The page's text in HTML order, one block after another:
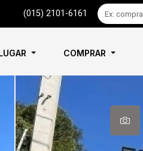
(015) 2101-6161
COMPRAR